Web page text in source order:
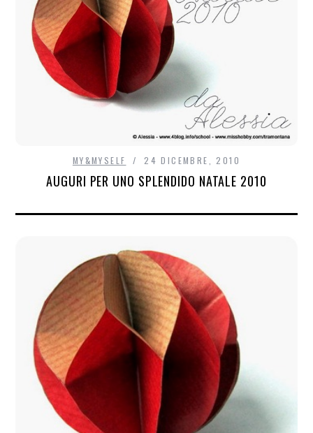
MY&MYSELF 24 DICEMBRE, 2010
AUGURI PER UNO SPLENDIDO NATALE 2010